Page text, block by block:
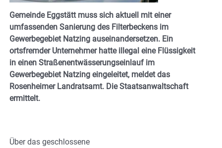
Gemeinde Eggstätt muss sich aktuell mit einer
umfassenden Sanierung des Filterbeckens im
Gewerbegebiet Natzing auseinandersetzen. Ein
ortsfremder Unternehmer hatte illegal eine Flüssigkeit
in einen Straßenentwässerungseinlauf im
Gewerbegebiet Natzing eingeleitet, meldet das
Rosenheimer Landratsamt. Die Staatsanwaltschaft
ermittelt.
Über das geschlossene